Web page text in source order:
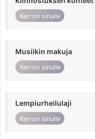
Kerron sinulle
Musiikin makuja
Kerron sinulle
Lempiurheilulaji
Kerron sinulle